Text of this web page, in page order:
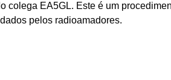
colega EA5GL. Este é um
pelos radioamadores.